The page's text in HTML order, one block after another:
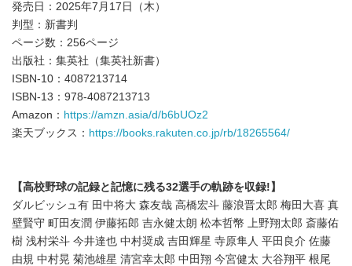
発売日：2025年7月17日（木）
判型：新書判
ページ数：256ページ
出版社：集英社（集英社新書）
ISBN-10：‎4087213714
ISBN-13：‎978-4087213713
Amazon： https://amzn.asia/d/b6bUOz2
楽天ブックス： https://books.rakuten.co.jp/rb/18265564/
【高校野球の記録と記憶に残る32選手の軌跡を収録!】
ダルビッシュ有 田中将大 森友哉 高橋宏斗 藤浪晋太郎 梅田大喜 真
壁賢守 町田友潤 伊藤拓郎 吉永健太朗 松本哲幣 上野翔太郎 斎藤佑
樹 浅村栄斗 今井達也 中村奨成 吉田輝星 寺原隼人 平田良介 佐藤
由規 中村晃 菊池雄星 清宮幸太郎 中田翔 今宮健太 大谷翔平 根尾